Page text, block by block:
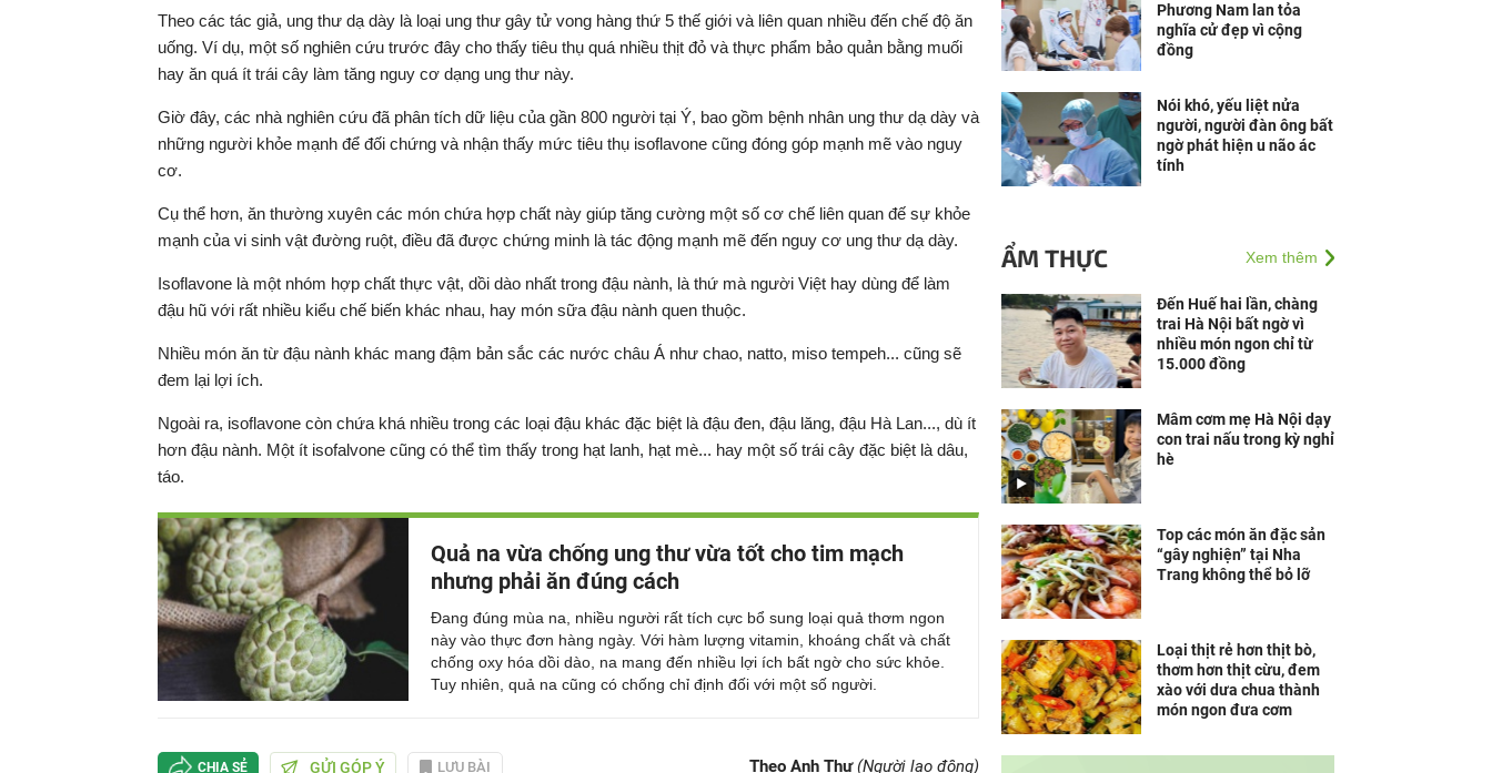
Theo các tác giả, ung thư dạ dày là loại ung thư gây tử vong hàng thứ 5 thế giới và liên quan nhiều đến chế độ ăn
uống. Ví dụ, một số nghiên cứu trước đây cho thấy tiêu thụ quá nhiều thịt đỏ và thực phẩm bảo quản bằng muối
hay ăn quá ít trái cây làm tăng nguy cơ dạng ung thư này.
Giờ đây, các nhà nghiên cứu đã phân tích dữ liệu của gần 800 người tại Ý, bao gồm bệnh nhân ung thư dạ dày và
những người khỏe mạnh để đối chứng và nhận thấy mức tiêu thụ isoflavone cũng đóng góp mạnh mẽ vào nguy
cơ.
Cụ thể hơn, ăn thường xuyên các món chứa hợp chất này giúp tăng cường một số cơ chế liên quan đế sự khỏe
mạnh của vi sinh vật đường ruột, điều đã được chứng minh là tác động mạnh mẽ đến nguy cơ ung thư dạ dày.
Isoflavone là một nhóm hợp chất thực vật, dồi dào nhất trong đậu nành, là thứ mà người Việt hay dùng để làm
đậu hũ với rất nhiều kiểu chế biến khác nhau, hay món sữa đậu nành quen thuộc.
Nhiều món ăn từ đậu nành khác mang đậm bản sắc các nước châu Á như chao, natto, miso tempeh... cũng sẽ
đem lại lợi ích.
Ngoài ra, isoflavone còn chứa khá nhiều trong các loại đậu khác đặc biệt là đậu đen, đậu lăng, đậu Hà Lan..., dù ít
hơn đậu nành. Một ít isofalvone cũng có thể tìm thấy trong hạt lanh, hạt mè... hay một số trái cây đặc biệt là dâu,
táo.
Quả na vừa chống ung thư vừa tốt cho tim mạch
nhưng phải ăn đúng cách
Đang đúng mùa na, nhiều người rất tích cực bổ sung loại quả thơm ngon
này vào thực đơn hàng ngày. Với hàm lượng vitamin, khoáng chất và chất
chống oxy hóa dồi dào, na mang đến nhiều lợi ích bất ngờ cho sức khỏe.
Tuy nhiên, quả na cũng có chống chỉ định đối với một số người.
CHIA SẺ GỬI GÓP Ý LƯU BÀI Theo Anh Thư(Người lao động)
Phương Nam lan tỏa
nghĩa cử đẹp vì cộng
đồng
Nói khó, yếu liệt nửa
người, người đàn ông bất
ngờ phát hiện u não ác
tính
ẨM THỰC Xem thêm
Đến Huế hai lần, chàng
trai Hà Nội bất ngờ vì
nhiều món ngon chỉ từ
15.000 đồng
Mâm cơm mẹ Hà Nội dạy
con trai nấu trong kỳ nghỉ
hè
Top các món ăn đặc sản
“gây nghiện” tại Nha
Trang không thể bỏ lỡ
Loại thịt rẻ hơn thịt bò,
thơm hơn thịt cừu, đem
xào với dưa chua thành
món ngon đưa cơm